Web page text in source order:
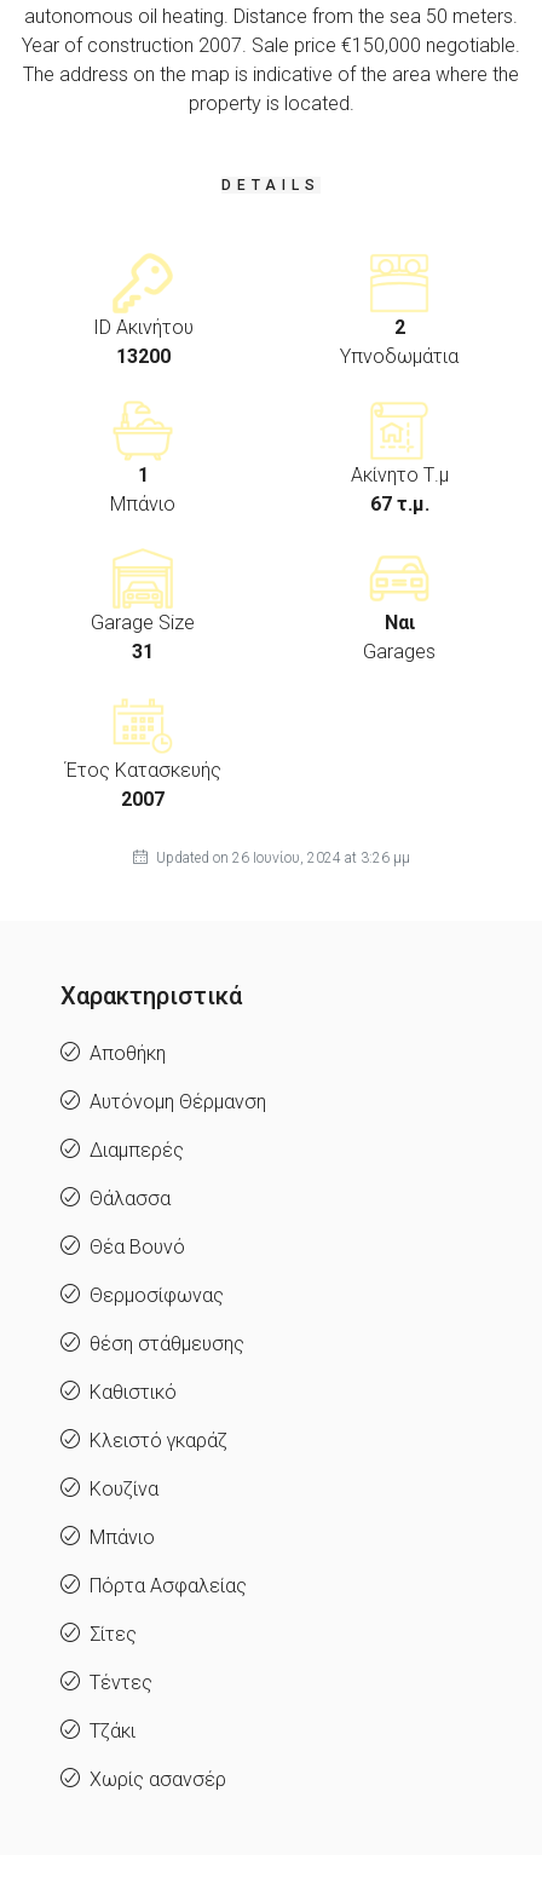
autonomous oil heating. Distance from the sea 50 meters.
Year of construction 2007. Sale price €150,000 negotiable.
The address on the map is indicative of the area where the
property is located.
DETAILS
ID Ακινήτου
13200
2
Υπνοδωμάτια
1
Μπάνιο
Ακίνητο Τ.μ
67 τ.μ.
Garage Size
31
Ναι
Garages
Έτος Κατασκευής
2007
Updated on 26 Ιουνίου, 2024 at 3:26 μμ
Χαρακτηριστικά
Αποθήκη
Αυτόνομη Θέρμανση
Διαμπερές
Θάλασσα
Θέα Βουνό
Θερμοσίφωνας
θέση στάθμευσης
Καθιστικό
Κλειστό γκαράζ
Κουζίνα
Μπάνιο
Πόρτα Ασφαλείας
Σίτες
Τέντες
Τζάκι
Χωρίς ασανσέρ